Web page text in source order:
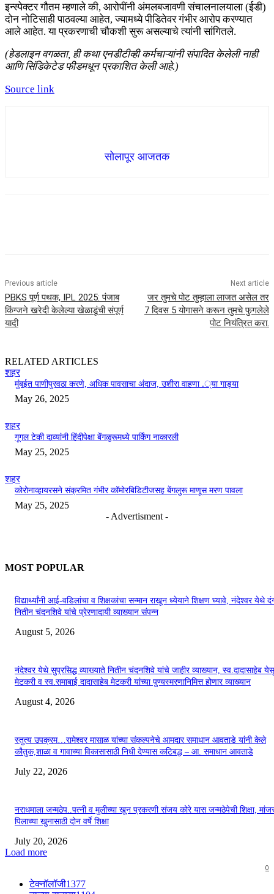
इन्स्पेक्टर गौतम म्हणाले की, आरोपींनी अंमलबजावणी संचालनालयाला (ईडी)
दोन नोटिसाही पाठवल्या आहेत, ज्यामध्ये पीडितेवर गंभीर आरोप करण्यात
आले आहेत. या प्रकरणाची चौकशी सुरू असल्याचे त्यांनी सांगितले.
(हेडलाइन वगळता, ही कथा एनडीटीव्ही कर्मचाऱ्यांनी संपादित केलेली नाही
आणि सिंडिकेटेड फीडमधून प्रकाशित केली आहे.)
Source link
सोलापूर आजतक
Previous article
PBKS पूर्ण पथक, IPL 2025: पंजाब
किंग्जने खरेदी केलेल्या खेळाडूंची संपूर्ण
यादी
Next article
जर तुमचे पोट तुम्हाला लाजत असेल तर
7 दिवस 5 योगासने करून तुमचे फुगलेले
पोट नियंत्रित करा.
RELATED ARTICLES
शहर
मुंबईत पाणीपुरवठा करणे, अधिक पावसाचा अंदाज, उशीरा वाहणा .्या गाड्या
May 26, 2025
शहर
गूगल टेकी दाव्यांनी हिंदीपेक्षा बेंगळुरूमध्ये पार्किंग नाकारली
May 25, 2025
शहर
कोरोनाव्हायरसने संक्रमित गंभीर कॉमोरबिडिटीजसह बेंगलुरू माणूस मरण पावला
May 25, 2025
- Advertisment -
MOST POPULAR
विद्यार्थ्यांनी आई-वडिलांचा व शिक्षकांचा सन्मान राखून ध्येयाने शिक्षण घ्यावे, नंदेश्वर येथे
नितीन चंदनशिवे यांचे प्रेरणादायी व्याख्यान संपन्न
August 5, 2026
नंदेश्वर येथे सुप्रसिद्ध व्याख्याते नितीन चंदनशिवे यांचे जाहीर व्याख्यान, स्व.दादासाहेब येसू
मेटकरी व स्व.समाबाई दादासाहेब मेटकरी यांच्या पुण्यस्मरणानिमित्त होणार व्याख्यान
August 4, 2026
स्तुत्य उपक्रम…रामेश्वर मासाळ यांच्या संकल्पनेचे आमदार समाधान आवताडे यांनी केले
कौतुक,शाळा व गावाच्या विकासासाठी निधी देण्यास कटिबद्ध – आ. समाधान आवताडे
July 22, 2026
नराधमाला जन्मठेप..पत्नी व मुलीच्या खून प्रकरणी संजय कोरे यास जन्मठेपेची शिक्षा,
पिलाच्या खुनासाठी दोन वर्षे शिक्षा
July 20, 2026
Load more
0
टेक्नॉलॉजी1377